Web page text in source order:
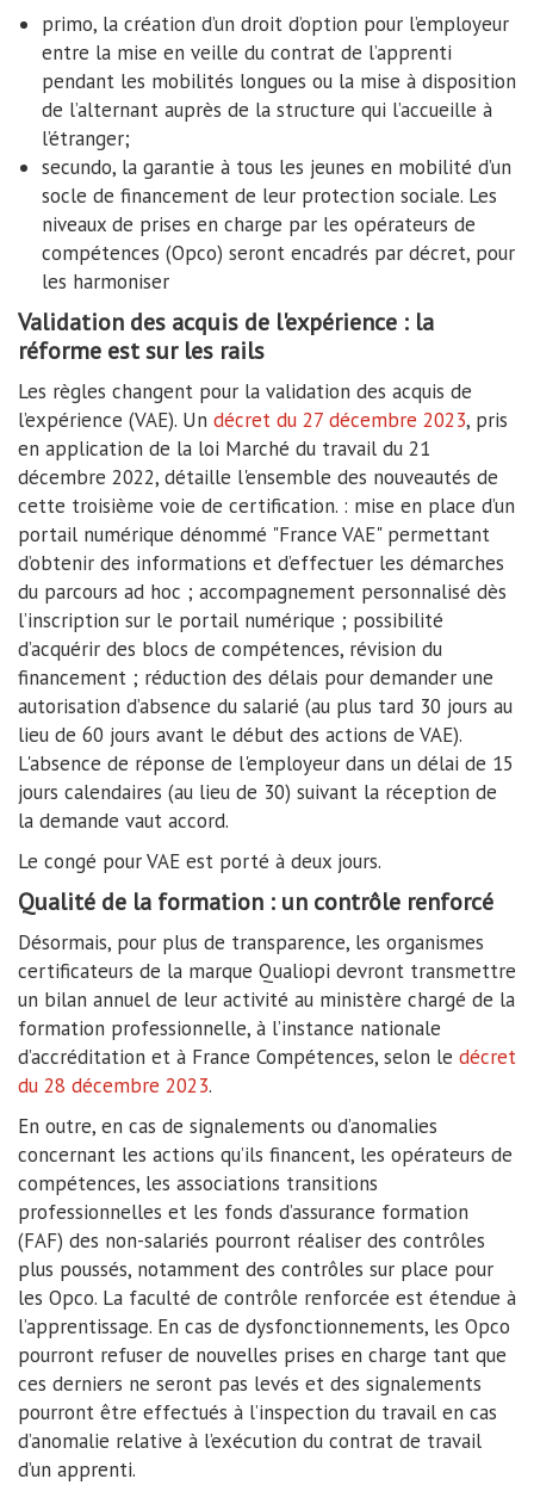
primo, la création d’un droit d’option pour l’employeur
entre la mise en veille du contrat de l’apprenti
pendant les mobilités longues ou la mise à disposition
de l’alternant auprès de la structure qui l’accueille à
l’étranger;
secundo, la garantie à tous les jeunes en mobilité d’un
socle de financement de leur protection sociale. Les
niveaux de prises en charge par les opérateurs de
compétences (Opco) seront encadrés par décret, pour
les harmoniser
Validation des acquis de l'expérience : la
réforme est sur les rails
Les règles changent pour la validation des acquis de
l’expérience (VAE). Un décret du 27 décembre 2023, pris
en application de la loi Marché du travail du 21
décembre 2022, détaille l'ensemble des nouveautés de
cette troisième voie de certification. : mise en place d’un
portail numérique dénommé "France VAE" permettant
d’obtenir des informations et d’effectuer les démarches
du parcours ad hoc ; accompagnement personnalisé dès
l’inscription sur le portail numérique ; possibilité
d’acquérir des blocs de compétences, révision du
financement ; réduction des délais pour demander une
autorisation d’absence du salarié (au plus tard 30 jours au
lieu de 60 jours avant le début des actions de VAE).
L'absence de réponse de l'employeur dans un délai de 15
jours calendaires (au lieu de 30) suivant la réception de
la demande vaut accord.
Le congé pour VAE est porté à deux jours.
Qualité de la formation : un contrôle renforcé
Désormais, pour plus de transparence, les organismes
certificateurs de la marque Qualiopi devront transmettre
un bilan annuel de leur activité au ministère chargé de la
formation professionnelle, à l’instance nationale
d’accréditation et à France Compétences, selon le décret
du 28 décembre 2023.
En outre, en cas de signalements ou d’anomalies
concernant les actions qu’ils financent, les opérateurs de
compétences, les associations transitions
professionnelles et les fonds d’assurance formation
(FAF) des non-salariés pourront réaliser des contrôles
plus poussés, notamment des contrôles sur place pour
les Opco. La faculté de contrôle renforcée est étendue à
l’apprentissage. En cas de dysfonctionnements, les Opco
pourront refuser de nouvelles prises en charge tant que
ces derniers ne seront pas levés et des signalements
pourront être effectués à l’inspection du travail en cas
d’anomalie relative à l’exécution du contrat de travail
d’un apprenti.